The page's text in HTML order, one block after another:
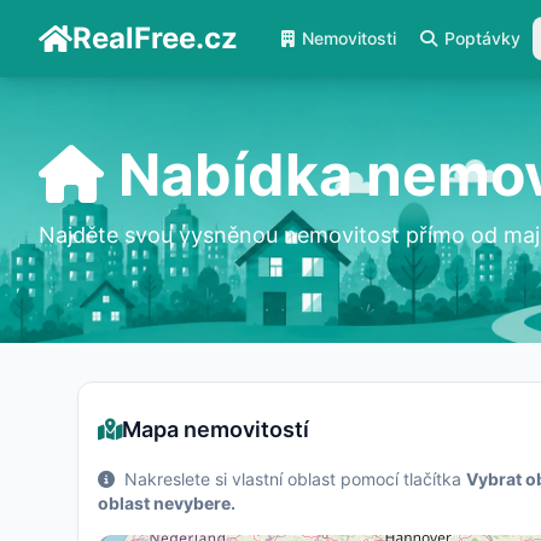
RealFree.cz Nemovitosti Poptávky
Nabídka
Najděte svou vysněnou nemovitost přímo od
Mapa nemovitostí
Nakreslete si vlastní oblast pomocí tlačítka Vybrat
oblast nevybere.